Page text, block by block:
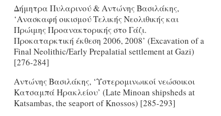
Δήμητρα Πυλαρινού & Αντώνης Βασιλάκης,
‘Ανασκαφή οικισμού Τελικής Νεολιθικής και
Πρώιμης Προανακτορικής στο Γάζι.
Προκαταρκτική έκθεση 2006, 2008’ (Excavation of a
Final Neolithic/Early Prepalatial settlement at Gazi)
[276-284]
Αντώνης Βασιλάκης, ‘Υστερομινωικοί νεώσοικοι
Κατσαμπά Ηρακλείου’ (Late Minoan shipsheds at
Katsambas, the seaport of Knossos) [285-293]